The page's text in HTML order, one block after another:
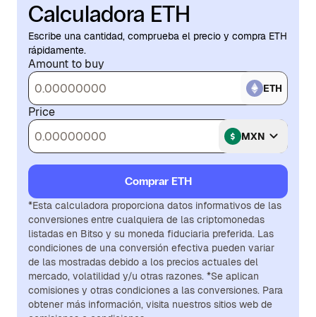
Calculadora ETH
Escribe una cantidad, comprueba el precio y compra ETH
rápidamente.
Amount to buy
ETH
Price
MXN
Comprar ETH
*Esta calculadora proporciona datos informativos de las
conversiones entre cualquiera de las criptomonedas
listadas en Bitso y su moneda fiduciaria preferida. Las
condiciones de una conversión efectiva pueden variar
de las mostradas debido a los precios actuales del
mercado, volatilidad y/u otras razones. *Se aplican
comisiones y otras condiciones a las conversiones. Para
obtener más información, visita nuestros sitios web de